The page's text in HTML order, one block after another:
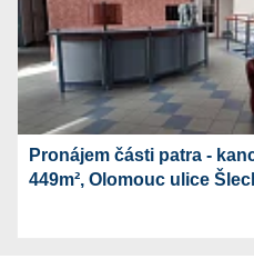
Pronájem části patra -
449m², Olomouc ulice